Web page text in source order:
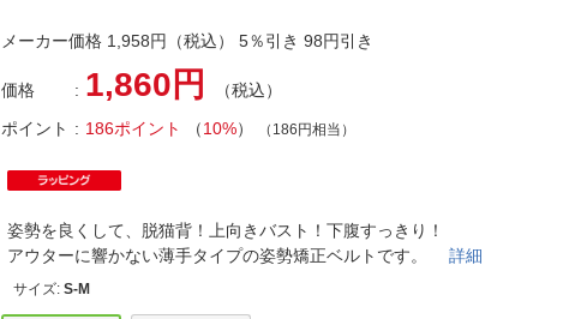
ご利用ガイド
よくある質問・お問合せ
ご利用規約
メーカー価格 1,958円（税込） 5％引き 98円引き
価格 1,860円
（税込）
ポイント
186ポイント （10%） （186円相当）
姿勢を良くして、脱猫背！上向きバスト！下腹すっきり！
アウターに響かない薄手タイプの姿勢矯正ベルトです。詳細
サイズ:S-M